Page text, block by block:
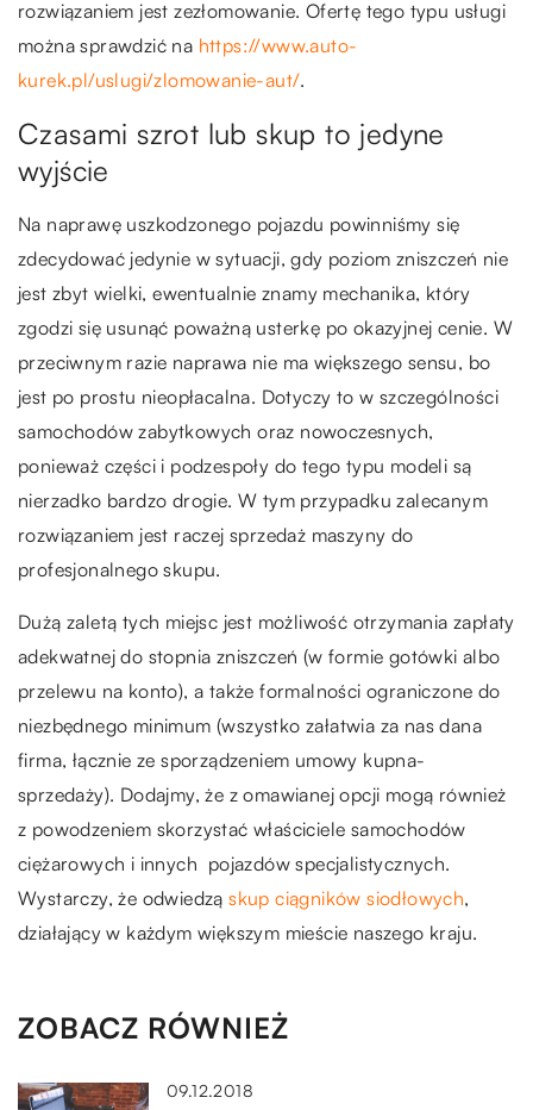
rozwiązaniem jest zezłomowanie. Ofertę tego typu usługi
można sprawdzić na https://www.auto-
kurek.pl/uslugi/zlomowanie-aut/.
Czasami szrot lub skup to jedyne
wyjście
Na naprawę uszkodzonego pojazdu powinniśmy się
zdecydować jedynie w sytuacji, gdy poziom zniszczeń nie
jest zbyt wielki, ewentualnie znamy mechanika, który
zgodzi się usunąć poważną usterkę po okazyjnej cenie. W
przeciwnym razie naprawa nie ma większego sensu, bo
jest po prostu nieopłacalna. Dotyczy to w szczególności
samochodów zabytkowych oraz nowoczesnych,
ponieważ części i podzespoły do tego typu modeli są
nierzadko bardzo drogie. W tym przypadku zalecanym
rozwiązaniem jest raczej sprzedaż maszyny do
profesjonalnego skupu.
Dużą zaletą tych miejsc jest możliwość otrzymania zapłaty
adekwatnej do stopnia zniszczeń (w formie gotówki albo
przelewu na konto), a także formalności ograniczone do
niezbędnego minimum (wszystko załatwia za nas dana
firma, łącznie ze sporządzeniem umowy kupna-
sprzedaży). Dodajmy, że z omawianej opcji mogą również
z powodzeniem skorzystać właściciele samochodów
ciężarowych i innych pojazdów specjalistycznych.
Wystarczy, że odwiedząskup ciągników siodłowych,
działający w każdym większym mieście naszego kraju.
ZOBACZ RÓWNIEŻ
09.12.2018